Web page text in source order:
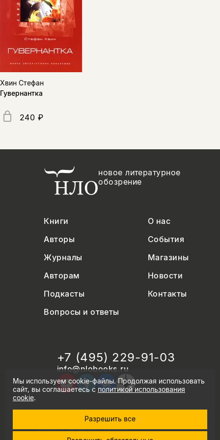
Хвин Стефан
Гувернантка
240 ₽
новое литературное
обозрение
Книги
О нас
Авторы
События
Журналы
Магазины
Авторам
Новости
Подкасты
Контакты
Вопросы и ответы
+7 (495) 229-91-03
info@nlobooks.ru
© Новое литературное обозрение. 2026
правила продажи товаров
политика в области персональных данных
Мы используем cookie-файлы. Продолжая использовать
сайт, вы соглашаетесь сполитикой использования
cookie.
Разрешить все